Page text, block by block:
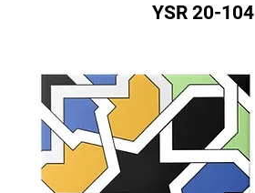
YSR 20-104